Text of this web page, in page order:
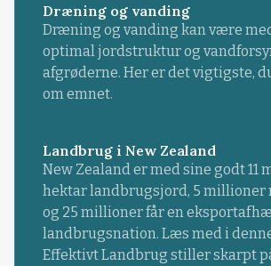
Dræning og vanding
Dræning og vanding kan være
optimal jordstruktur og
afgrøderne. Her er det vigtigste,
om emnet.
Landbrug i New Zealand
New Zealand er med sine godt 11
hektar landbrugsjord, 5 millioner
og 25 millioner får en
landbrugsnation. Læs med i
Effektivt Landbrug stiller skarpt